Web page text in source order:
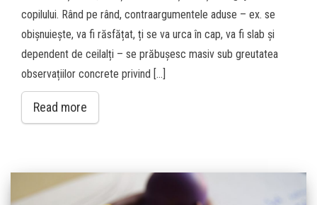
copilului. Rând pe rând, contraargumentele aduse – ex. se
obișnuiește, va fi răsfățat, ți se va urca în cap, va fi slab și
dependent de ceilalți – se prăbușesc masiv sub greutatea
observațiilor concrete privind […]
Read more